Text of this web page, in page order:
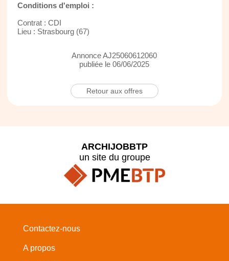
Conditions d'emploi :
Contrat : CDI
Lieu : Strasbourg (67)
Annonce AJ25060612060
publiée le 06/06/2025
Retour aux offres
ARCHIJOBBTP
un site du groupe
Contactez-nous
A propos